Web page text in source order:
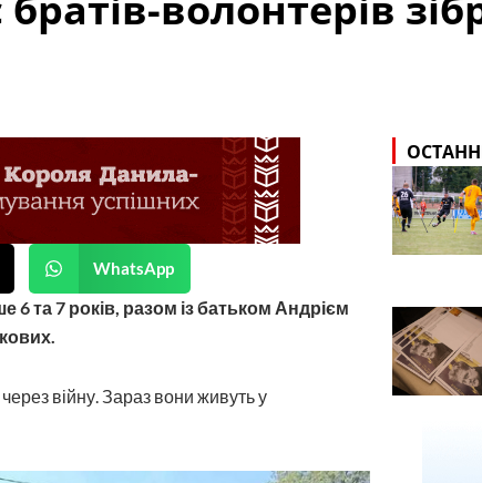
WhatsApp
та 7 років, разом із батьком Андрієм
війну. Зараз вони живуть у